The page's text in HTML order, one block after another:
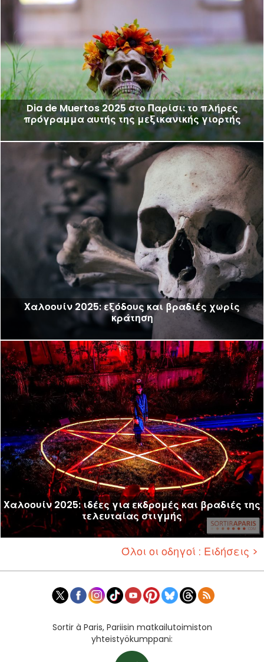
Dia de Muertos 2025 στο Παρίσι: το πλήρες
πρόγραμμα αυτής της μεξικανικής γιορτής
Χαλοουίν 2025: εξόδους και βραδιές χωρίς
κράτηση
Χαλοουίν 2025: ιδέες για εκδρομές και βραδιές της
τελευταίας στιγμής
Όλοι οι οδηγοί : Ειδήσεις >
Sortir à Paris, Pariisin matkailutoimiston
yhteistyökumppani: